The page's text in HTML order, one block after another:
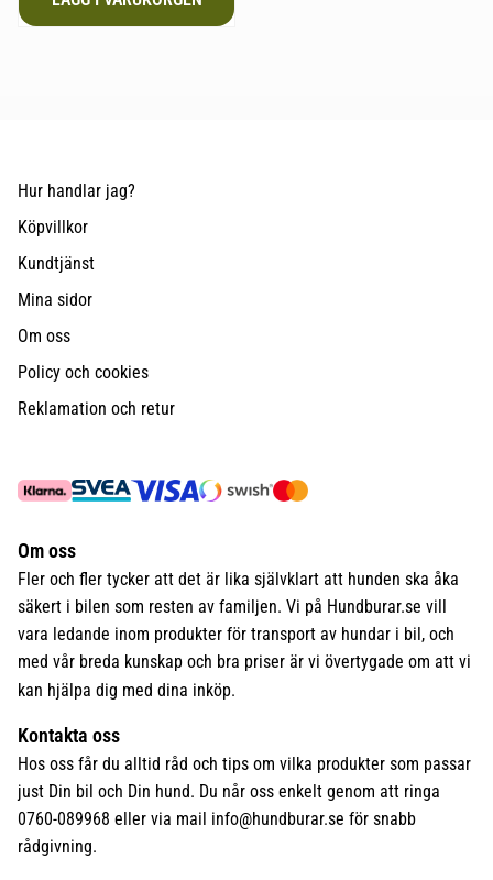
Hur handlar jag?
Köpvillkor
Kundtjänst
Mina sidor
Om oss
Policy och cookies
Reklamation och retur
Om oss
Fler och fler tycker att det är lika självklart att hunden ska åka
säkert i bilen som resten av familjen. Vi på Hundburar.se vill
vara ledande inom produkter för transport av hundar i bil, och
med vår breda kunskap och bra priser är vi övertygade om att vi
kan hjälpa dig med dina inköp.
Kontakta oss
Hos oss får du alltid råd och tips om vilka produkter som passar
just Din bil och Din hund. Du når oss enkelt genom att ringa
0760-089968 eller via mail info@hundburar.se för snabb
rådgivning.